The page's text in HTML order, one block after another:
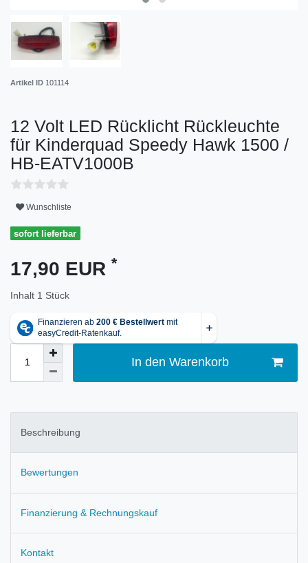
Artikel ID 101114
12 Volt LED Rücklicht Rückleuchte
für Kinderquad Speedy Hawk 1500 /
HB-EATV1000B
Wunschliste
sofort lieferbar
17,90 EUR *
Inhalt 1 Stück
In den Warenkorb
Beschreibung
Bewertungen
Finanzierung & Rechnungskauf
Kontakt